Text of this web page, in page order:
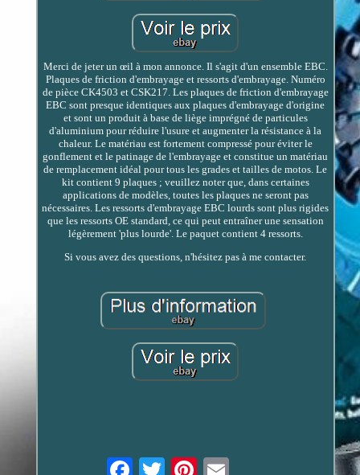
Merci de jeter un œil à mon annonce. Il s'agit d'un ensemble EBC.
Plaques de friction d'embrayage et ressorts d'embrayage. Numéro
de pièce CK4503 et CSK217. Les plaques de friction d'embrayage
EBC sont presque identiques aux plaques d'embrayage d'origine
et sont un produit à base de liège imprégné de particules
d'aluminium pour réduire l'usure et augmenter la résistance à la
chaleur. Le matériau est fortement compressé pour éviter le
gonflement et le patinage de l'embrayage et constitue un matériau
de remplacement idéal pour tous les grades et tailles de motos. Le
kit contient 9 plaques ; veuillez noter que, dans certaines
applications de modèles, toutes les plaques ne seront pas
nécessaires. Les ressorts d'embrayage EBC lourds sont plus rigides
que les ressorts OE standard, ce qui peut entraîner une sensation
légèrement 'plus lourde'. Le paquet contient 4 ressorts.
Si vous avez des questions, n'hésitez pas à me contacter.
Email